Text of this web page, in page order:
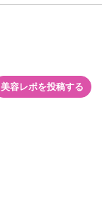
美容レポを投稿する